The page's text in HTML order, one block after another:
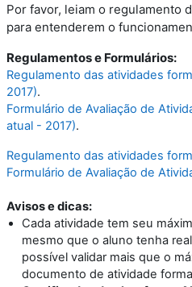
Por favor, leiam o regulamento
para entenderem o
Regulamentos e Formulários:
Regulamento das atividades
2017).
Formulário de Avaliação de
atual - 2017).
Regulamento das atividades
Formulário de Avaliação de
Avisos e dicas:
Cada atividade tem seu
mesmo que o aluno tenha
possível validar mais que o
documento de atividade